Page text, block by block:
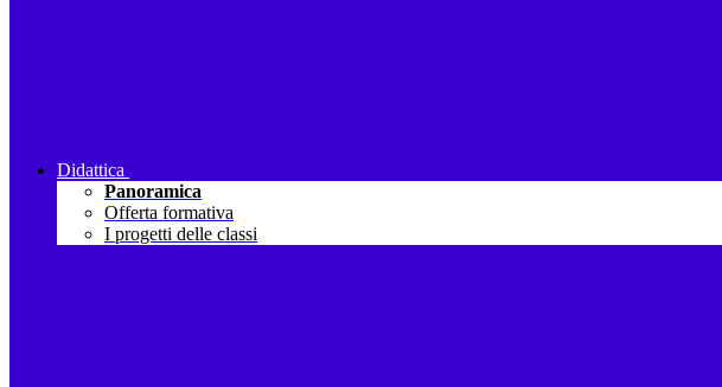
Didattica
Panoramica
Offerta formativa
I progetti delle classi